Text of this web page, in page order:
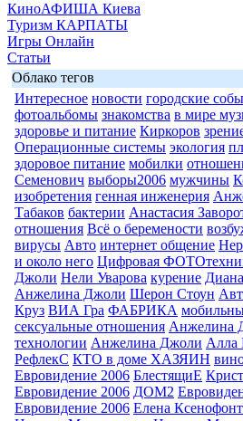
КиноАФИША Киева
Туризм КАРПАТЫ
Игры Онлайн
Статьи
Облако тегов
Интересное новости городские
фотоальбомы знакомства в мире
здоровье и питание Киркоров
Операционные системы экология
здоровое питание мобилки
Семенович выборы2006 мужчины
изобретения генная инженерия
Табаков бактерии Анастасия
отношения Всё о беремености
вирусы Авто интернет общение
и около него Цифровая
Джоли Нели Уварова курение
Анжелина Джоли Шерон Стоун
Круз ВИА Гра ФАБРИКА
сексуальные отношения Анжелина
технологии Анжелина Джоли Алла
РефлекС КТО в доме ХАЗЯИН
Евровидение 2006 БлестящиЕ
Евровидение 2006 ДОМ2
Евровидение 2006 Елена